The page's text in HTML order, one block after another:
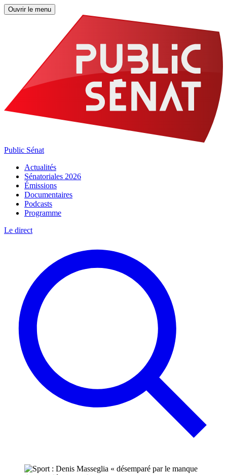
Ouvrir le menu
Public Sénat
Actualités
Sénatoriales 2026
Émissions
Documentaires
Podcasts
Programme
Le direct